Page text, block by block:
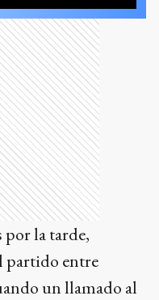
la tarde,
partido entre
un llamado al